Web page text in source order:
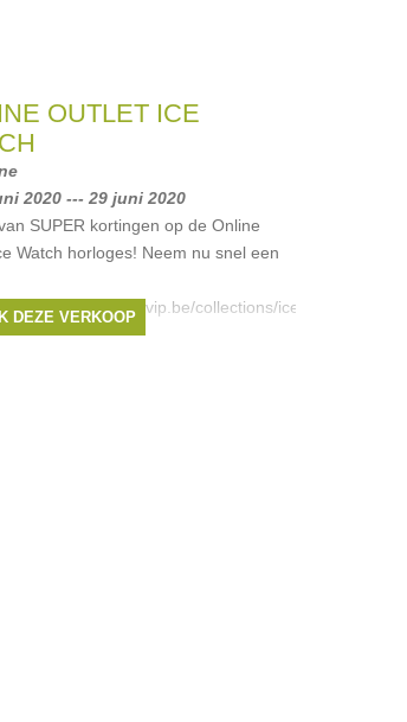
OUTLET ICE
2020 --- 29 juni 2020
SUPER kortingen op de Online
Watch horloges! Neem nu snel een
collections/ice-
DEZE VERKOOP